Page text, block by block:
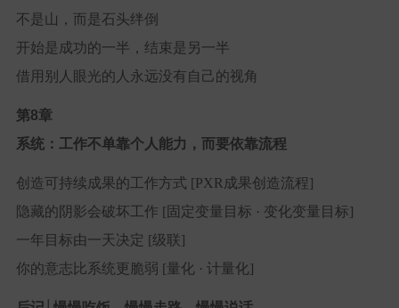
不是山，而是石头绊倒
开始是成功的一半，结束是另一半
借用别人眼光的人永远没有自己的视角
第8章
系统：工作不单靠个人能力，而要依靠流程
创造可持续成果的工作方式 [PXR成果创造流程]
隐藏的阴影会破坏工作 [固定变量目标 · 变化变量目标]
一年目标由一天决定 [级联]
你的意志比系统更脆弱 [量化 · 计量化]